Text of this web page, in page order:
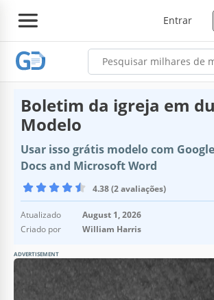
Entrar
Boletim da igreja em
Modelo
Usar isso grátis modelo com Google
Docs and Microsoft Word
4.38 (2 avaliações)
Atualizado
August 1, 2026
Criado por
William Harris
ADVERTISEMENT